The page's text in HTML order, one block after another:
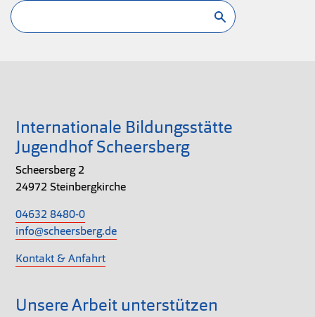
Suchen
Internationale Bildungsstätte
Jugendhof Scheersberg
Scheersberg 2
24972 Steinbergkirche
04632 8480-0
info@scheersberg.de
Kontakt & Anfahrt
Unsere Arbeit unterstützen